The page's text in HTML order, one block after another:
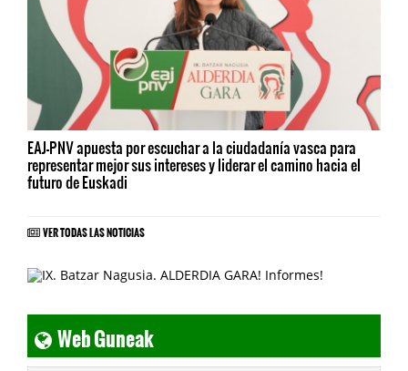
EAJ-PNV apuesta por escuchar a la ciudadanía vasca para
representar mejor sus intereses y liderar el camino hacia el
futuro de Euskadi
VER TODAS LAS NOTICIAS
Web Guneak